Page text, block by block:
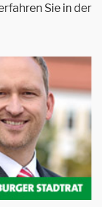
Sie in der